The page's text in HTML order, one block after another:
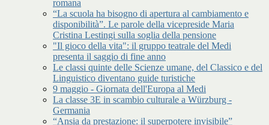
romana
“La scuola ha bisogno di apertura al cambiamento e
disponibilità”. Le parole della vicepreside Maria
Cristina Lestingi sulla soglia della pensione
"Il gioco della vita": il gruppo teatrale del Medi
presenta il saggio di fine anno
Le classi quinte delle Scienze umane, del Classico e del
Linguistico diventano guide turistiche
9 maggio - Giornata dell'Europa al Medi
La classe 3E in scambio culturale a Würzburg -
Germania
“Ansia da prestazione: il superpotere invisibile”